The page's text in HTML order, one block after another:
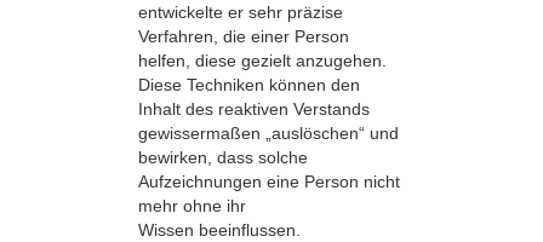
entwickelte er sehr präzise
Verfahren, die einer Person
helfen, diese gezielt anzugehen.
Diese Techniken können den
Inhalt des reaktiven Verstands
gewissermaßen „auslöschen“ und
bewirken, dass solche
Aufzeichnungen eine Person nicht
mehr ohne ihr
Wissen beeinflussen.